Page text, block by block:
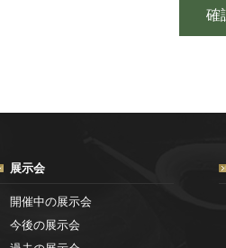
展示会
開催中の展示会
今後の展示会